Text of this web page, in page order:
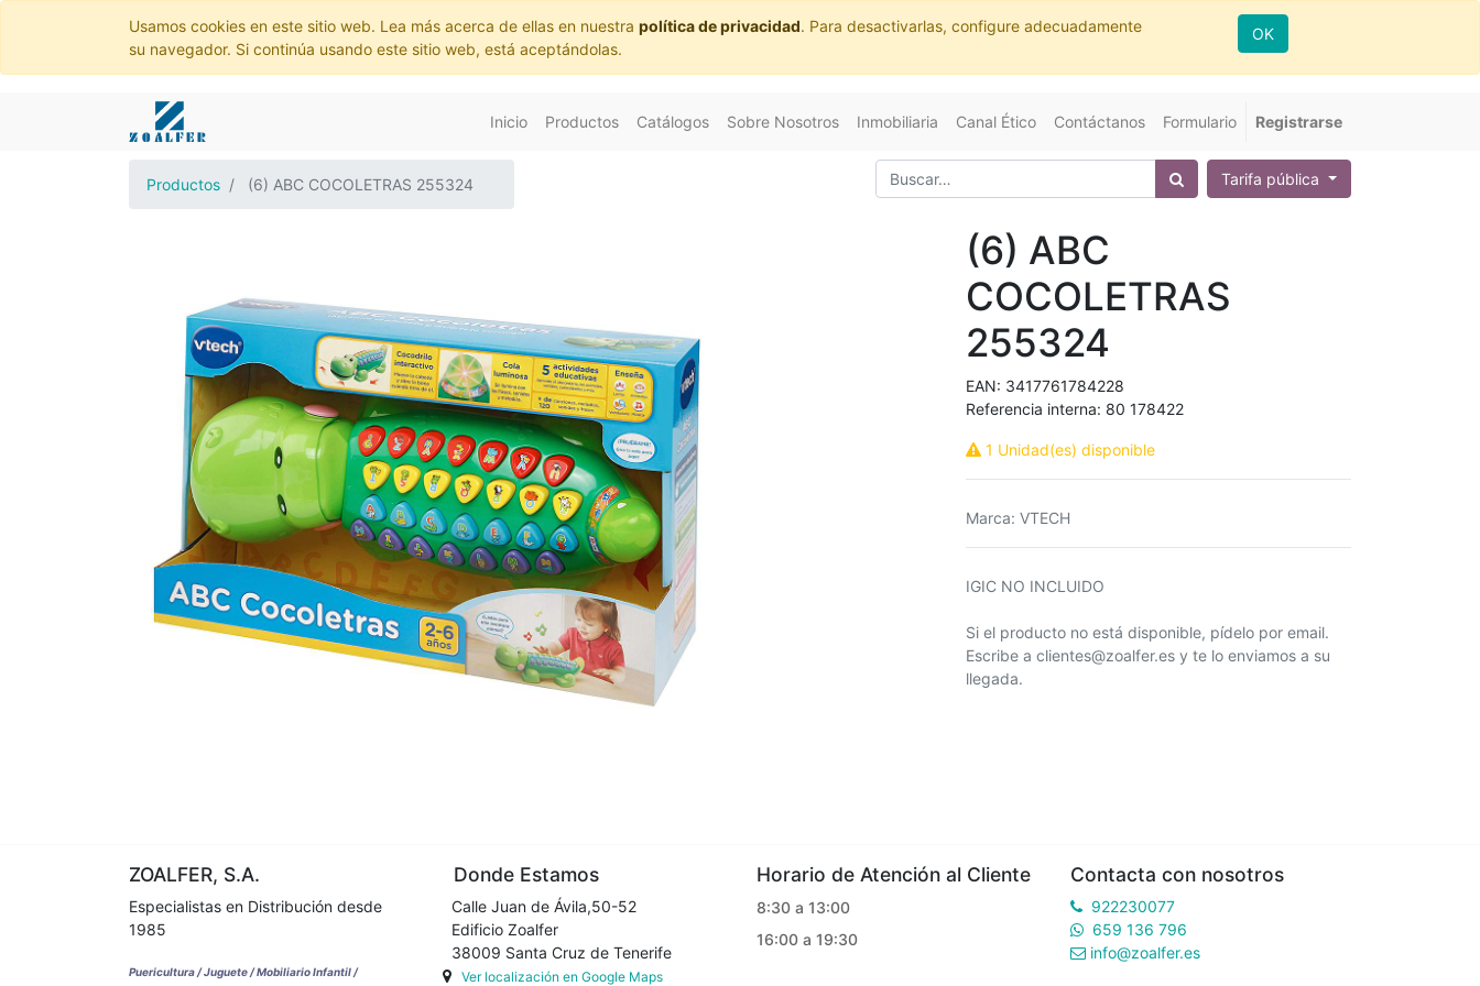
Usamos cookies en este sitio web. Lea más acerca de ellas en nuestra política de privacidad. Para desactivarlas, configure adecuadamente
su navegador. Si continúa usando este sitio web, está aceptándolas.
OK
Inicio Productos Catálogos Sobre Nosotros Inmobiliaria Canal Ético Contáctanos Formulario Registrarse
Productos (6) ABC COCOLETRAS 255324 Tarifa pública
(6) ABC
COCOLETRAS
255324
EAN: 3417761784228
Referencia interna: 80 178422
1 Unidad(es) disponible
Marca: VTECH
IGIC NO INCLUIDO
Si el producto no está disponible, pídelo por email.
Escribe a clientes@zoalfer.es y te lo enviamos a su
llegada.
ZOALFER, S.A.
Especialistas en Distribución desde
1985
Puericultura / Juguete / Mobiliario Infantil /
Donde Estamos
Calle Juan de Ávila,50-52
Edificio Zoalfer
38009 Santa Cruz de Tenerife
Ver localización en Google Maps
Horario de Atención al Cliente
8:30 a 13:00
16:00 a 19:30
Contacta con nosotros
922230077
659 136 796
info@zoalfer.es